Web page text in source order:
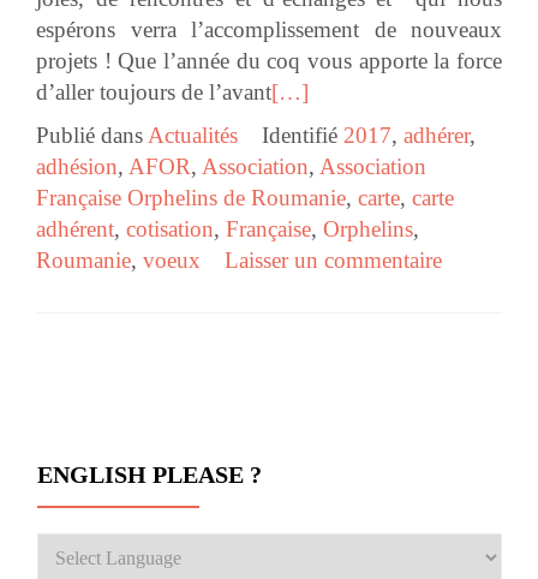
espérons verra l’accomplissement de nouveaux
projets ! Que l’année du coq vous apporte la force
d’aller toujours de l’avant[…]
Publié dans Actualités Identifié 2017, adhérer,
adhésion, AFOR, Association, Association
Française Orphelins de Roumanie, carte, carte
adhérent, cotisation, Française, Orphelins,
Roumanie, voeux Laisser un commentaire
ENGLISH PLEASE ?